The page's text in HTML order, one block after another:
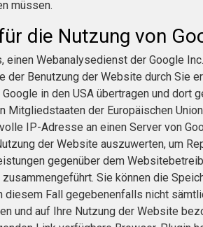
müssen.
die Nutzung von
Webanalysedienst der Google
der Benutzung der Website durch Sie
in den USA übertragen und
Mitgliedstaaten der Europäischen
IP-Adresse an einen Server von
der Website auszuwerten, um
gegenüber dem
Sie können die
Fall gegebenenfalls nicht
und auf Ihre Nutzung der Website